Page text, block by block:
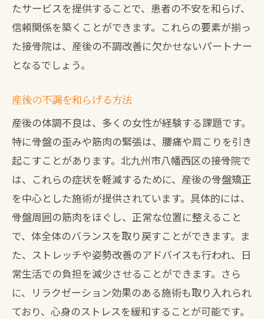
たサービスを提供することで、患者の不安を和らげ、
信頼関係を築くことができます。これらの要素が揃っ
た接骨院は、産後の不調改善に欠かせないパートナー
となるでしょう。
産後の不調を和らげる方法
産後の体調不良は、多くの女性が経験する課題です。
特に骨盤の歪みや筋肉の緊張は、腰痛や肩こりを引き
起こすことがあります。北九州市八幡西区の接骨院で
は、これらの症状を軽減するために、産後の骨盤矯正
を中心とした施術が提供されています。具体的には、
骨盤周囲の筋肉をほぐし、正常な位置に整えること
で、体全体のバランスを取り戻すことができます。ま
た、ストレッチや姿勢改善のアドバイスも行われ、日
常生活での負担を減少させることができます。さら
に、リラクゼーション効果のある施術も取り入れられ
ており、心身のストレスを緩和することが可能です。